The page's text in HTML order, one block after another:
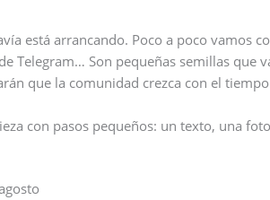
está arrancando. Poco a poco vamos
Telegram… Son pequeñas semillas que
que la comunidad crezca con el
con pasos pequeños: un texto, una